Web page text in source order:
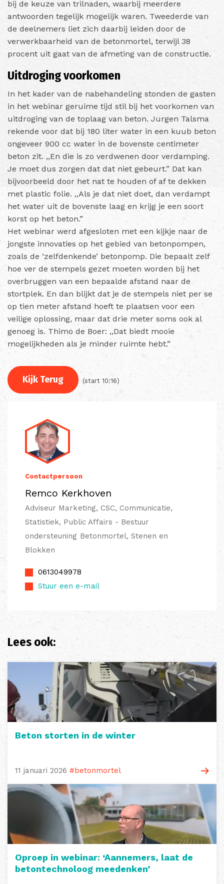
bij de keuze van trilnaden, waarbij meerdere
antwoorden tegelijk mogelijk waren. Tweederde van
de deelnemers liet zich daarbij leiden door de
verwerkbaarheid van de betonmortel, terwijl 38
procent uit gaat van de afmeting van de constructie.
Uitdroging voorkomen
In het kader van de nabehandeling stonden de gasten
in het webinar geruime tijd stil bij het voorkomen van
uitdroging van de toplaag van beton. Jurgen Talsma
rekende voor dat bij 180 liter water in een kuub beton
ongeveer 900 cc water in de bovenste centimeter
beton zit. ,,En die is zo verdwenen door verdamping.
Je moet dus zorgen dat dat niet gebeurt.” Dat kan
bijvoorbeeld door het nat te houden of af te dekken
met plastic folie. ,,Als je dat niet doet, dan verdampt
het water uit de bovenste laag en krijg je een soort
korst op het beton.”
Het webinar werd afgesloten met een kijkje naar de
jongste innovaties op het gebied van betonpompen,
zoals de ‘zelfdenkende’ betonpomp. Die bepaalt zelf
hoe ver de stempels gezet moeten worden bij het
overbruggen van een bepaalde afstand naar de
stortplek. En dan blijkt dat je de stempels niet per se
op tien meter afstand hoeft te plaatsen voor een
veilige oplossing, maar dat drie meter soms ook al
genoeg is. Thimo de Boer: ,,Dat biedt mooie
mogelijkheden als je minder ruimte hebt.”
Kijk Terug (start 10:16)
Contactpersoon
Remco Kerkhoven
Adviseur Marketing, CSC, Communicatie,
Statistiek, Public Affairs - Bestuur
ondersteuning Betonmortel, Stenen en
Blokken
0613049978
Stuur een e-mail
Lees ook:
Beton storten in de winter
11 januari 2026 #betonmortel
Oproep in webinar: ‘Aannemers, laat de
betontechnoloog meedenken’